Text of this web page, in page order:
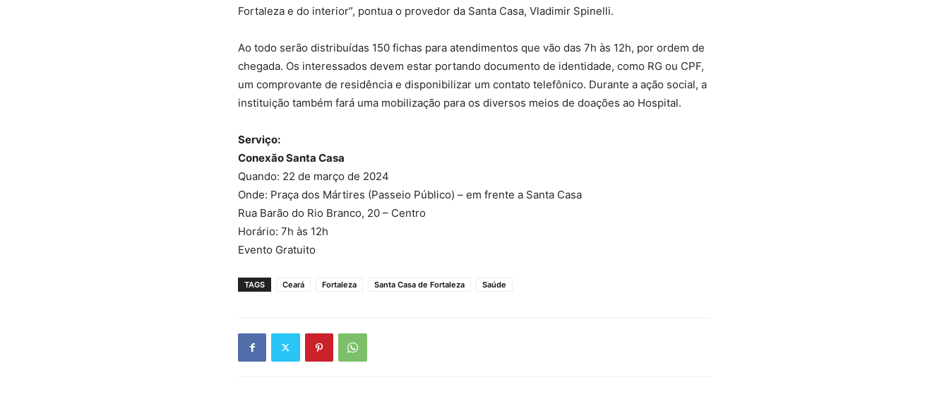
Fortaleza e do interior”, pontua o provedor da Santa Casa, Vladimir Spinelli.
Ao todo serão distribuídas 150 fichas para atendimentos que vão das 7h às 12h, por ordem de
chegada. Os interessados devem estar portando documento de identidade, como RG ou CPF,
um comprovante de residência e disponibilizar um contato telefônico. Durante a ação social, a
instituição também fará uma mobilização para os diversos meios de doações ao Hospital.
Serviço:
Conexão Santa Casa
Quando: 22 de março de 2024
Onde: Praça dos Mártires (Passeio Público) – em frente a Santa Casa
Rua Barão do Rio Branco, 20 – Centro
Horário: 7h às 12h
Evento Gratuito
TAGS Ceará Fortaleza Santa Casa de Fortaleza Saúde